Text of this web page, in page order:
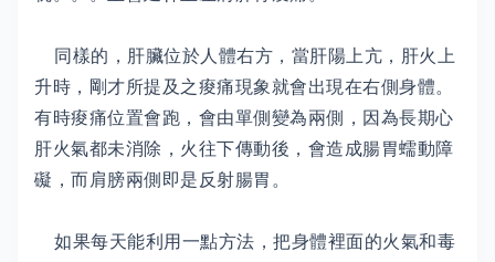
同樣的，肝臟位於人體右方，當肝陽上亢，肝火上
升時，剛才所提及之痠痛現象就會出現在右側身體。
有時痠痛位置會跑，會由單側變為兩側，因為長期心
肝火氣都未消除，火往下傳動後，會造成腸胃蠕動障
礙，而肩膀兩側即是反射腸胃。
如果每天能利用一點方法，把身體裡面的火氣和毒